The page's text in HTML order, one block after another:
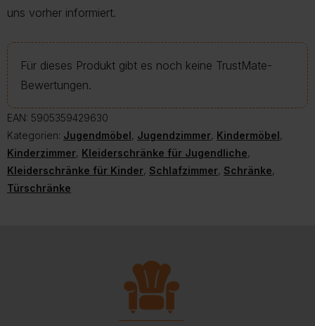
uns vorher informiert.
Für dieses Produkt gibt es noch keine TrustMate-
Bewertungen.
EAN: 5905359429630
Kategorien: Jugendmöbel, Jugendzimmer, Kindermöbel,
Kinderzimmer, Kleiderschränke für Jugendliche,
Kleiderschränke für Kinder, Schlafzimmer, Schränke,
Türschränke